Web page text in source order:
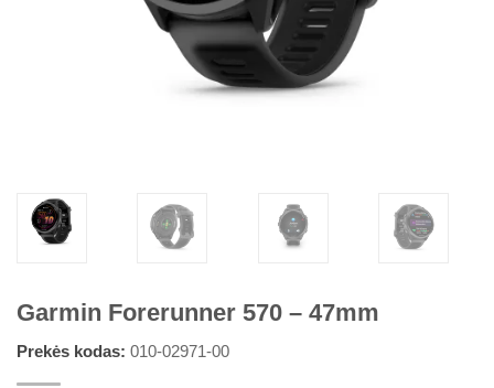
Garmin Forerunner 570 – 47mm
Prekės kodas: 010-02971-00